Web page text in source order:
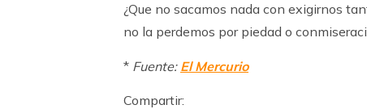
¿Que no sacamos nada con exigirnos
no la perdemos por piedad o
* Fuente: El Mercurio
Compartir: